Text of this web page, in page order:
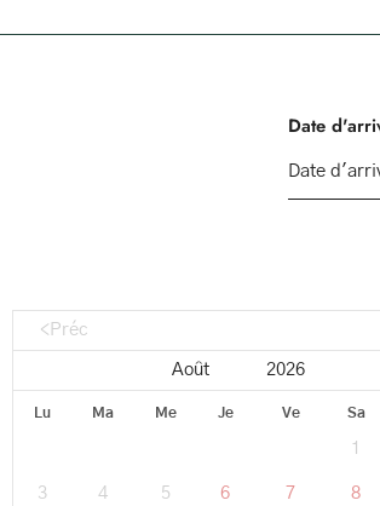
Date
<Préc
Lu Ma Me Je Ve Sa
1
3 4 5 6 7 8